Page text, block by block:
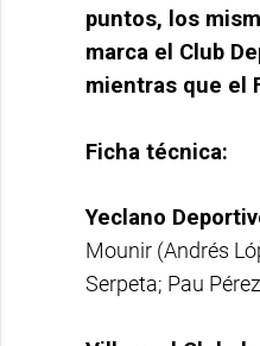
puntos, los
marca el Club
mientras que el
Ficha técnica:
Yeclano
Mounir (Andrés
Serpeta; Pau